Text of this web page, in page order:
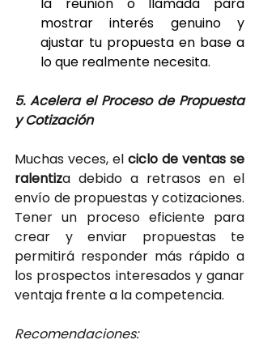
mostrar interés genuino y
ajustar tu propuesta en base a
lo que realmente necesita.
5. Acelera el Proceso de Propuesta
y Cotización
Muchas veces, el ciclo de ventas se
ralentiza debido a retrasos en el
envío de propuestas y cotizaciones.
Tener un proceso eficiente para
crear y enviar propuestas te
permitirá responder más rápido a
los prospectos interesados y ganar
ventaja frente a la competencia.
Recomendaciones: